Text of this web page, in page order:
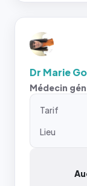
Dr Marie
Médecin
Tarif
Lieu